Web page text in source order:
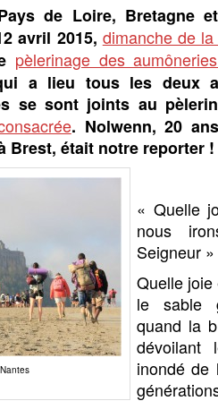
de Loire, Bretagne
avril 2015, dimanche de
pèlerinage des
a lieu tous les deux
se sont joints au
. Nolwenn, 20
Brest, était notre reporter !
« Quelle
nous
Seigneur
Quelle joie
le sable
quand la
dévoilant
inondé de